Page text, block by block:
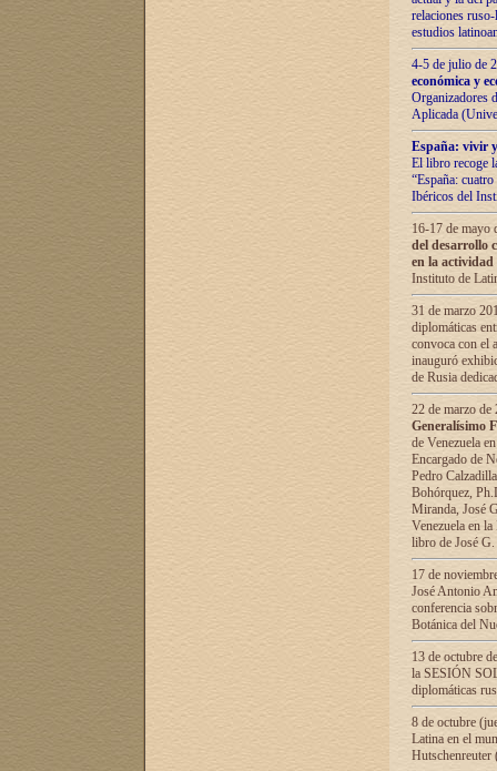
relaciones
estudios
4-5 de julio de
económica y
Organizadores
Aplicada
España: vivir
El libro recoge
“España:
Ibéricos del
16-17 de mayo
del desarrollo
en la
Instituto de
31 de marzo
diplomáticas
convoca con el
inauguró
de Rusia
22 de marzo
Generalísimo
de Venezuela
Encargado de
Pedro
Bohórquez,
Miranda, José
Venezuela en
libro de José
17 de
José Antonio
conferencia
Botánica del
13 de octubre
la SESIÓN
diplomáticas
8 de octubre
Latina en el